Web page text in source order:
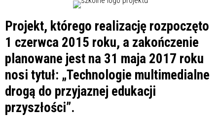
Projekt, którego realizację rozpoczęto
1 czerwca 2015 roku, a zakończenie
planowane jest na 31 maja 2017 roku
nosi tytuł: „Technologie multimedialne
drogą do przyjaznej edukacji
przyszłości”.